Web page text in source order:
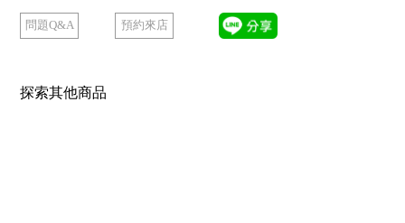
問題Q&A 預約來店
探索其他商品